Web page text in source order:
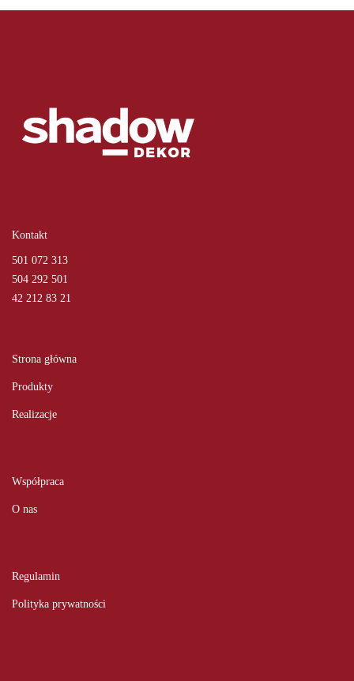
Kontakt
501 072 313
504 292 501
42 212 83 21
Strona główna
Produkty
Realizacje
Współpraca
O nas
Regulamin
Polityka prywatności